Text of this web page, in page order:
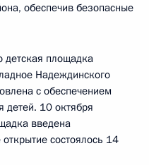
обеспечив безопасные
детская площадка
Надеждинского
с обеспечением
детей. 10 октября
введена
состоялось 14